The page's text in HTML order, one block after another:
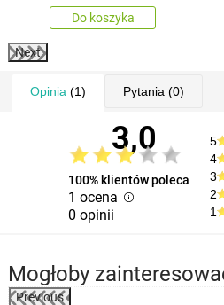
Do koszyka
Next
Opinia (1) Pytania (0)
3,0
100% klientów poleca
1 ocena
0 opinii
5
4
3
2
1
Mogłoby
Previous